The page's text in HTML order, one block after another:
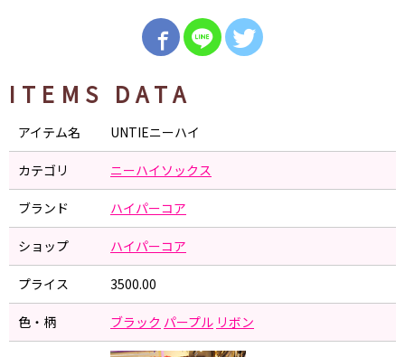
ITEMS DATA
アイテム名 UNTIEニーハイ
カテゴリ ニーハイソックス
ブランド ハイパーコア
ショップ ハイパーコア
プライス 3500.00
色・柄 ブラック パープル リボン